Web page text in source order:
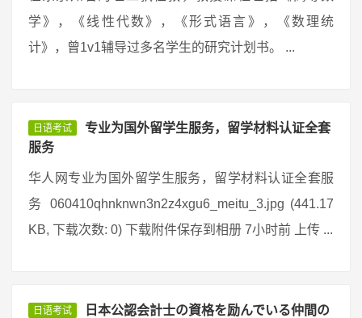
学》，《线性代数》，《形式语言》，《数理统
计》，曾1v1辅导过多名学生的研究计划书。 ...
日语考试
专业为国外留学生服务，留学材料认证全套
服务
华人网专业为国外留学生服务，留学材料认证全套服
务 060410qhnknwn3n2z4xgu6_meitu_3.jpg (441.17
KB, 下载次数: 0) 下载附件保存到相册 7小时前 上传 ...
日语考试
日本公認会計士の資格を励んでいる仲間の